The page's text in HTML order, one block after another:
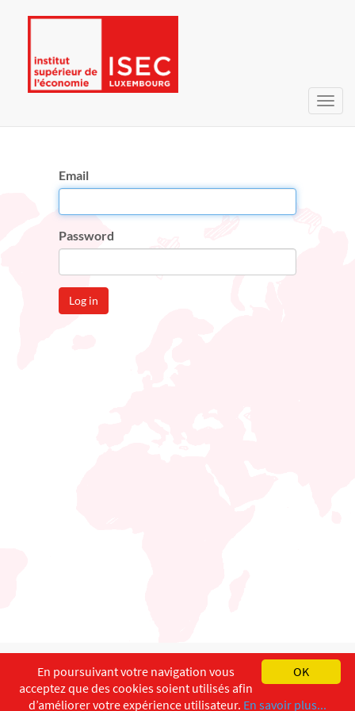
Email
Password
Log in
English Français
Copyright ©ISEC-AdW Impressum
OK
En poursuivant votre navigation vous
acceptez que des cookies soient utilisés afin
d’améliorer votre expérience utilisateur. En savoir plus...